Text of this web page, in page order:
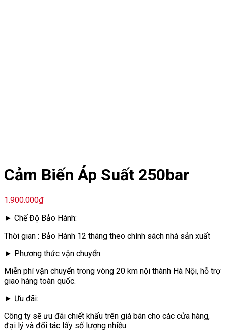
Cảm Biến Áp Suất 250bar
1.900.000₫
► Chế Độ Bảo Hành:
Thời gian : Bảo Hành 12 tháng theo chính sách nhà sản xuất
► Phương thức vận chuyển:
Miễn phí vận chuyển trong vòng 20 km nội thành Hà Nội, hỗ trợ
giao hàng toàn quốc.
► Ưu đãi:
Công ty sẽ ưu đãi chiết khấu trên giá bán cho các cửa hàng,
đại lý và đối tác lấy số lượng nhiều.